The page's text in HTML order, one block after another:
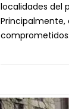
localidades del